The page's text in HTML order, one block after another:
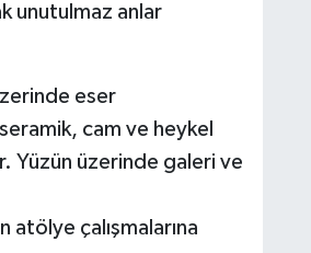
unutulmaz anlar
eser
cam ve heykel
Yüzün üzerinde galeri ve
atölye çalışmalarına